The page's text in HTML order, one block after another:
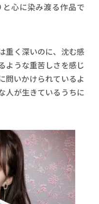
心に染み渡る作品で
重く深いのに、沈む感
ような重苦しさを感じ
問いかけられているよ
人が生きているうちに